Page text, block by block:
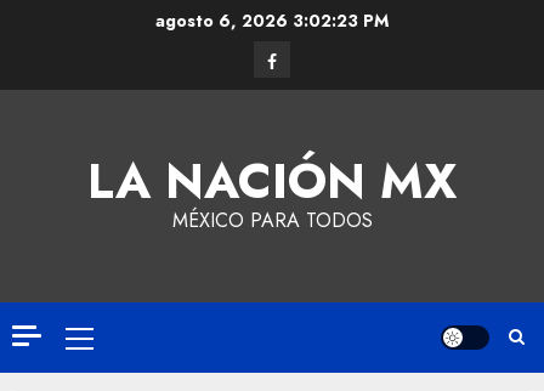
agosto 6, 2026 3:02:24 PM
LA NACIÓN MX
MÉXICO PARA TODOS